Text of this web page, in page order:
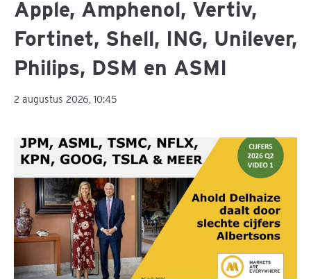
Apple, Amphenol, Vertiv,
Fortinet, Shell, ING, Unilever,
Philips, DSM en ASMI
2 augustus 2026, 10:45